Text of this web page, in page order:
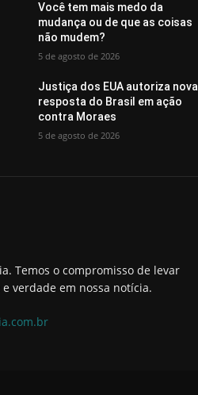
Você tem mais medo da
mudança ou de que as coisas
não mudem?
5 de agosto de 2026
Justiça dos EUA autoriza nova
resposta do Brasil em ação
contra Moraes
5 de agosto de 2026
Temos o compromisso de levar
verdade em nossa notícia.